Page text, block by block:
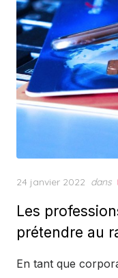
Posted
24 janvier 2022 dans
Les
prétendre au
En tant que